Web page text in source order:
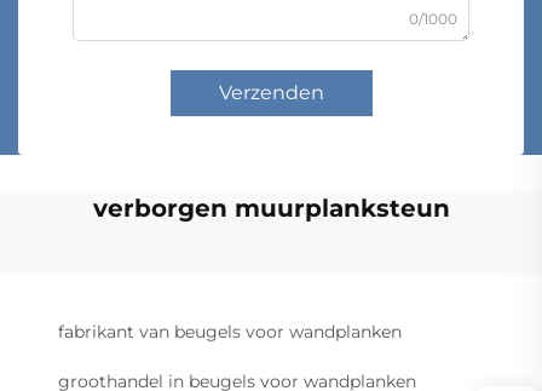
0/1000
Verzenden
verborgen muurplanksteun
fabrikant van beugels voor wandplanken
groothandel in beugels voor wandplanken